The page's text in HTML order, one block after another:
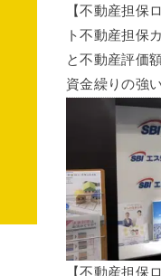
【不動産担保
ト不動産担保
と不動産評価
資金繰りの強
【不動産担保